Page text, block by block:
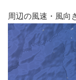
周辺の風速・風向